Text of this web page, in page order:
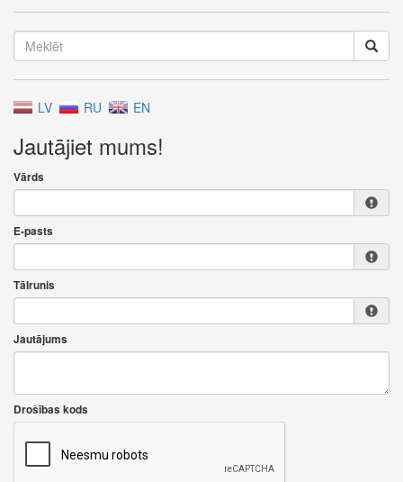
LV RU EN
Jautājiet mums!
Vārds
E-pasts
Tālrunis
Jautājums
Drošības kods